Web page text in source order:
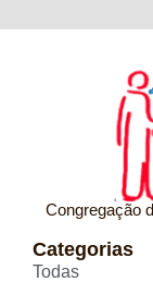
Congregação
Categorias
Todas